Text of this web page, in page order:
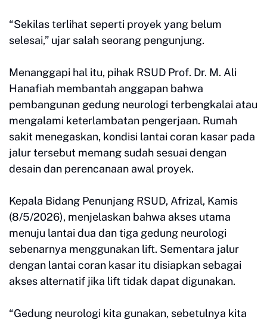
“Sekilas terlihat seperti proyek yang belum
selesai,” ujar salah seorang pengunjung.
Menanggapi hal itu, pihak RSUD Prof. Dr. M. Ali
Hanafiah membantah anggapan bahwa
pembangunan gedung neurologi terbengkalai atau
mengalami keterlambatan pengerjaan. Rumah
sakit menegaskan, kondisi lantai coran kasar pada
jalur tersebut memang sudah sesuai dengan
desain dan perencanaan awal proyek.
Kepala Bidang Penunjang RSUD, Afrizal, Kamis
(8/5/2026), menjelaskan bahwa akses utama
menuju lantai dua dan tiga gedung neurologi
sebenarnya menggunakan lift. Sementara jalur
dengan lantai coran kasar itu disiapkan sebagai
akses alternatif jika lift tidak dapat digunakan.
“Gedung neurologi kita gunakan, sebetulnya kita